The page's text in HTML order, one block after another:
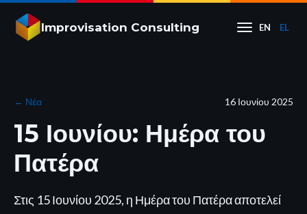
Improvisation Consulting EN EL
← Νέα 16 Ιουνίου 2025
15 Ιουνίου: Ημέρα του
Πατέρα
Στις 15 Ιουνίου 2025, η Ημέρα του Πατέρα αποτελεί